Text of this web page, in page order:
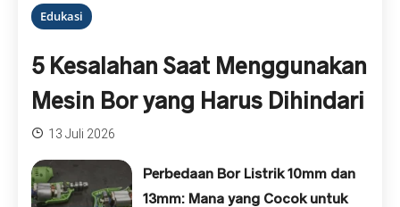
Edukasi
5 Kesalahan Saat Menggunakan
Mesin Bor yang Harus Dihindari
13 Juli 2026
Perbedaan Bor Listrik 10mm dan
13mm: Mana yang Cocok untuk